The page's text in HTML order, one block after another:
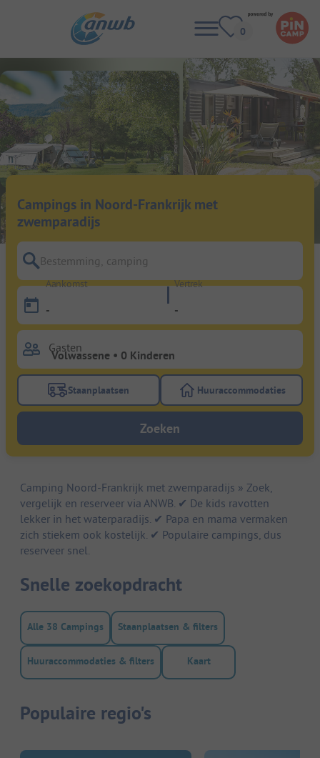
Campings in Noord-Frankrijk met
zwemparadijs
Bestemming, camping
Aankomst
-
Vertrek
-
Gasten
Gebruik de filterknop staanplaatsen om te zoeken
Staanplaatsen Gebruik de
Huuraccommodaties
Zoeken
Camping Noord-Frankrijk met zwemparadijs » Zoek,
vergelijk en reserveer via ANWB. ✔ De kids ravotten
lekker in het waterparadijs. ✔ Papa en mama vermaken
zich stiekem ook kostelijk. ✔ Populaire campings, dus
reserveer snel.
Snelle zoekopdracht
Alle 38 Campings Staanplaatsen & filters
Huuraccommodaties & filters Kaart
Populaire regio's